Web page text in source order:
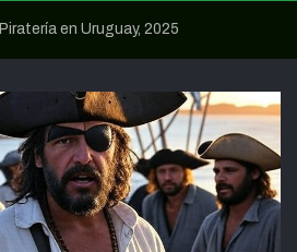
Piratería en Uruguay, 2025